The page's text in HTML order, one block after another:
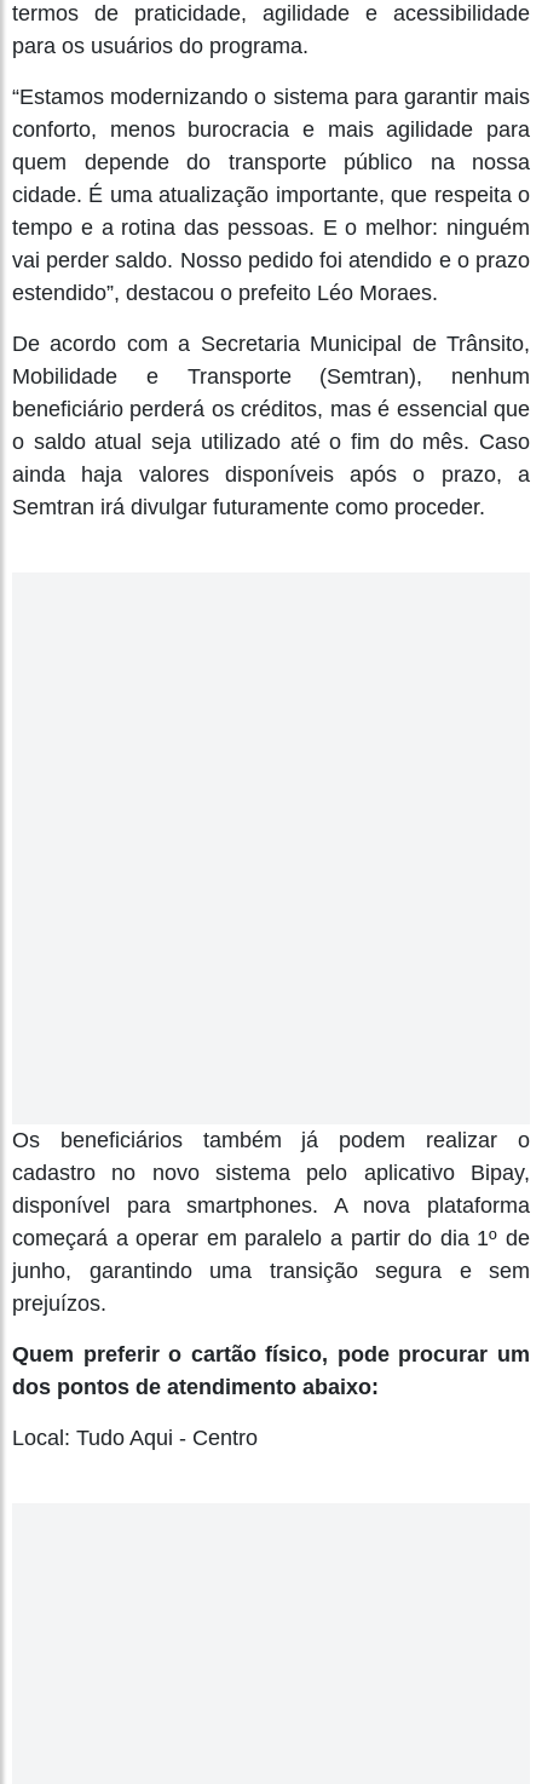
termos de praticidade, agilidade e acessibilidade
para os usuários do programa.
“Estamos modernizando o sistema para garantir mais
conforto, menos burocracia e mais agilidade para
quem depende do transporte público na nossa
cidade. É uma atualização importante, que respeita o
tempo e a rotina das pessoas. E o melhor: ninguém
vai perder saldo. Nosso pedido foi atendido e o prazo
estendido”, destacou o prefeito Léo Moraes.
De acordo com a Secretaria Municipal de Trânsito,
Mobilidade e Transporte (Semtran), nenhum
beneficiário perderá os créditos, mas é essencial que
o saldo atual seja utilizado até o fim do mês. Caso
ainda haja valores disponíveis após o prazo, a
Semtran irá divulgar futuramente como proceder.
Os beneficiários também já podem realizar o
cadastro no novo sistema pelo aplicativo Bipay,
disponível para smartphones. A nova plataforma
começará a operar em paralelo a partir do dia 1º de
junho, garantindo uma transição segura e sem
prejuízos.
Quem preferir o cartão físico, pode procurar um
dos pontos de atendimento abaixo:
Local: Tudo Aqui - Centro